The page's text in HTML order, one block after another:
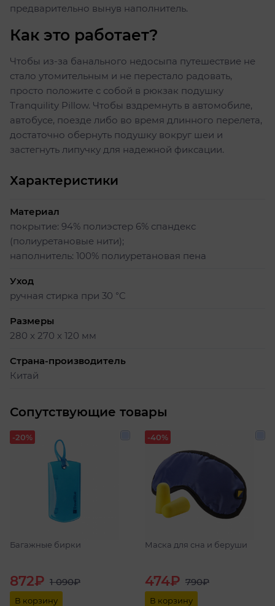
предварительно вынув наполнитель.
Как это работает?
Чтобы из-за банального недосыпа путешествие не
стало утомительным и не перестало радовать,
просто положите с собой в рюкзак подушку
Tranquility Pillow. Чтобы вздремнуть в автомобиле,
автобусе, поезде либо во время длинного перелета,
достаточно обернуть подушку вокруг шеи и
застегнуть липучку для надежной фиксации.
Характеристики
Материал
покрытие: 94% полиэстер 6% спандекс
(полиуретановые нити);
наполнитель: 100% полиуретановая пена
Уход
ручная стирка при 30 °C
Размеры
280 x 270 x 120 мм
Страна-производитель
Китай
Сопутствующие товары
-20%
Багажные бирки
872₽ 1 090₽
В корзину
-40%
Маска для сна и беруши
474₽ 790₽
В корзину